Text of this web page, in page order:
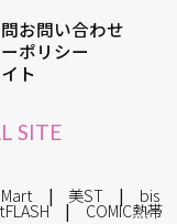
お問い合わせ
ポリシー
ト
SITE
Mart 美ST bis
COMIC熱帯